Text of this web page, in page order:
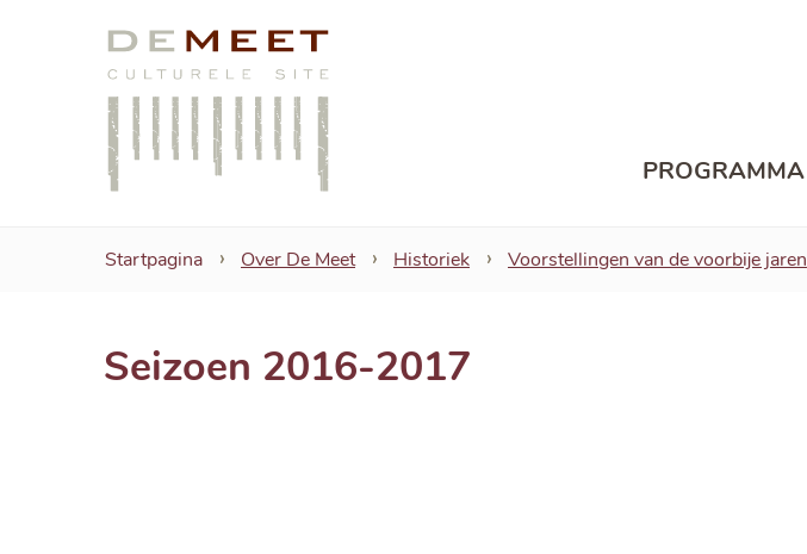
CC
De
Meet
PROGRAMMA
Startpagina Over De Meet Historiek Voorstellingen van de voorbije jaren
Seizoen 2016-2017